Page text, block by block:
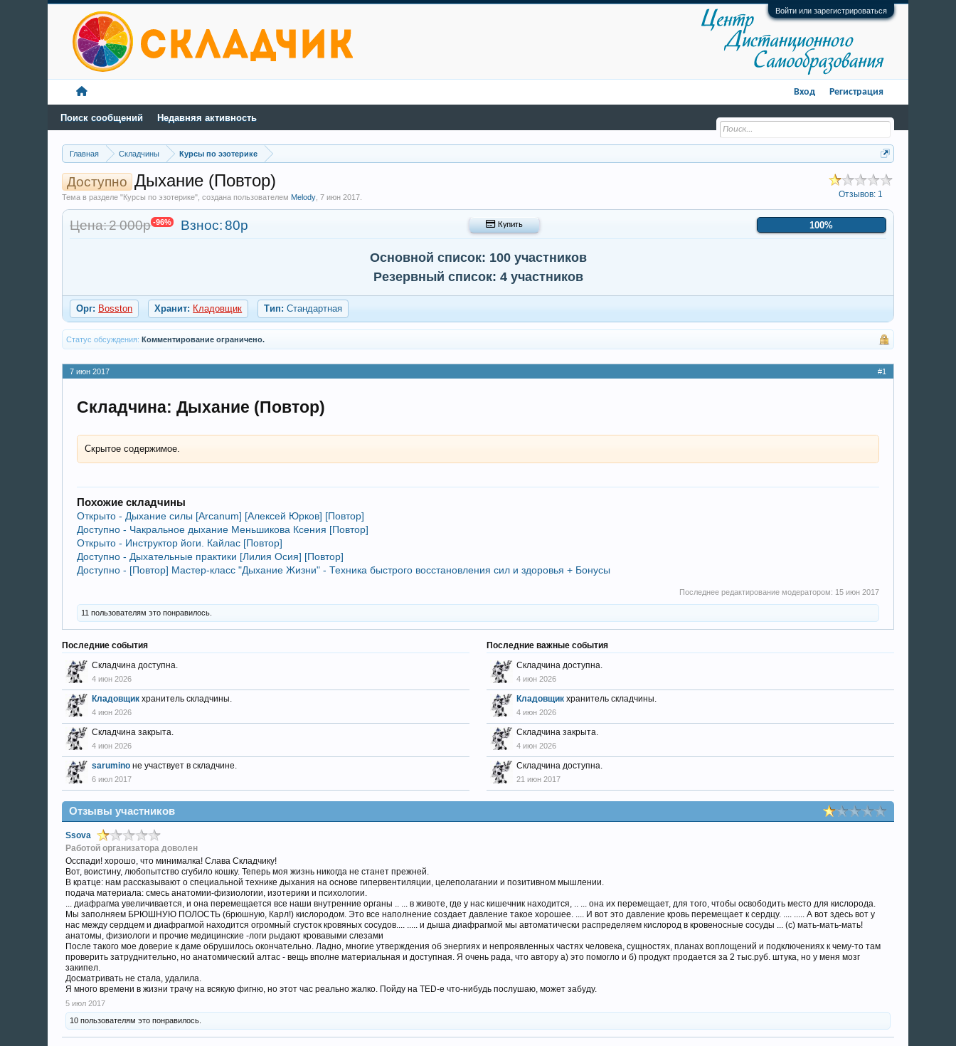
Войти или зарегистрироваться
Главная Складчины Курсы по эзотерике
Отзывов: 1
Доступно Дыхание (Повтор)
Тема в разделе "Курсы по эзотерике", создана пользователем Melody ,7 июн 2017
Цена: 2 000р -96% Взнос:80р 100%
 Купить
Основной список: 100 участников
Резервный список: 4 участников
Орг: Bosston Хранит: Кладовщик Тип: Стандартная
Статус обсуждения: Комментирование ограничено.
7 июн 2017 #1
Складчина: Дыхание (Повтор)
Скрытое содержимое.
Похожие складчины
Открыто - Дыхание силы [Arcanum] [Алексей Юрков] [Повтор]
Доступно - Чакральное дыхание Меньшикова Ксения [Повтор]
Открыто - Инструктор йоги. Кайлас [Повтор]
Доступно - Дыхательные практики [Лилия Осия] [Повтор]
Доступно - [Повтор] Мастер-класс "Дыхание Жизни" - Техника быстрого восстановления сил и здоровья + Бонусы
Последнее редактирование модератором: 15 июн 2017
11 пользователям это понравилось.
Последние события
Складчина доступна.
4 июн 2026
Кладовщик хранитель складчины.
4 июн 2026
Складчина закрыта.
4 июн 2026
sarumino не участвует в складчине.
6 июл 2017
Последние важные события
Складчина доступна.
4 июн 2026
Кладовщикхранитель складчины.
4 июн 2026
Складчина закрыта.
4 июн 2026
Складчина доступна.
21 июн 2017
Отзывы участников
Ssova
Работой организатора доволен
Осспади! хорошо, что минималка! Слава Складчику!
Вот, воистину, любопытство сгубило кошку. Теперь моя жизнь никогда не станет прежней.
В кратце: нам рассказывают о специальной технике дыхания на основе гипервентиляции, целеполагании и позитивном мышлении.
подача материала: смесь анатомии-физиологии, изотерики и психологии.
... диафрагма увеличивается, и она перемещается все наши внутренние органы .. ... в животе, где у нас кишечник находится, .. ... она их перемещает, для того, чтобы освободить место для кислорода.
Мы заполняем БРЮШНУЮ ПОЛОСТЬ (брюшную, Карл!) кислородом. Это все наполнение создает давление такое хорошее. .... И вот это давление кровь перемещает к сердцу. .... ..... А вот здесь вот у
нас между сердцем и диафрагмой находится огромный сгусток кровяных сосудов.... ..... и дыша диафрагмой мы автоматически распределяем кислород в кровеносные сосуды ... (с) мать-мать-мать!
анатомы, физиологи и прочие медицинские -логи рыдают кровавыми слезами
После такого мое доверие к даме обрушилось окончательно. Ладно, многие утверждения об энергиях и непроявленных частях человека, сущностях, планах воплощений и подключениях к чему-то там
проверить затруднительно, но анатомический алтас - вещь вполне материальная и доступная. Я очень рада, что автору а) это помогло и б) продукт продается за 2 тыс.руб. штука, но у меня мозг
закипел.
Досматривать не стала, удалила.
Я много времени в жизни трачу на всякую фигню, но этот час реально жалко. Пойду на TED-е что-нибудь послушаю, может забуду.
5 июл 2017
10 пользователям это понравилось.
Поиск сообщений Недавняя активность
Вход Регистрация